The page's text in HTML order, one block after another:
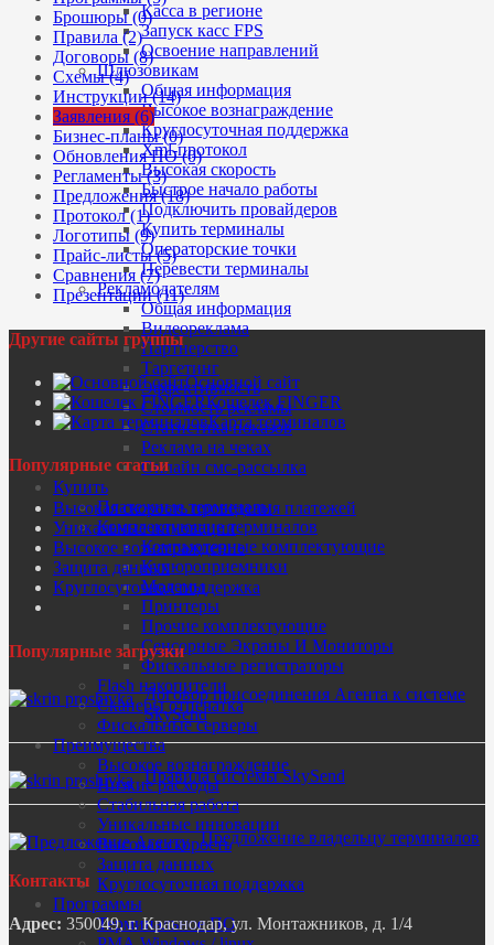
Касса в регионе
Запуск касс FPS
Освоение направлений
Шлюзовикам
Общая информация
Высокое вознаграждение
Круглосуточная поддержка
Xml-протокол
Высокая скорость
Быстрое начало работы
Подключить провайдеров
Купить терминалы
Операторские точки
Перевести терминалы
Рекламодателям
Общая информация
Видеореклама
Партнерство
Таргетинг
Эффективность
Стоимость рекламы
Статистика показов
Реклама на чеках
Онлайн смс-рассылка
Купить
Платежные терминалы
Комплектующие терминалов
Компьютерные комплектующие
Купюроприемники
Модемы
Принтеры
Прочие комплектующие
Сенсорные Экраны И Мониторы
Фискальные регистраторы
Flash накопители
Сканеры отпечатка
Фискальные серверы
Преимущества
Высокое вознаграждение
Низкие расходы
Стабильная работа
Уникальные инновации
Высокая скорость
Защита данных
Круглосуточная поддержка
Программы
Терминальное ПО
Брошюры (0)
Правила (2)
Договоры (8)
Схемы (4)
Инструкции (14)
Заявления (6)
Бизнес-планы (0)
Обновления ПО (0)
Регламенты (3)
Предложения (18)
Протокол (1)
Логотипы (9)
Прайс-листы (5)
Сравнения (7)
Презентации (11)
Другие сайты группы
Основной сайт
Кошелек FINGER
Карта терминалов
Популярные статьи
Высокая скорость проведения платежей
Уникальные инновации
Высокое вознаграждение
Защита данных
Круглосуточная поддержка
Популярные загрузки
Договор присоединения Агента к системе
SkySend
Правила системы SkySend
Предложение владельцу терминалов
Контакты
Адрес: 350049, г. Краснодар, ул. Монтажников, д. 1/4